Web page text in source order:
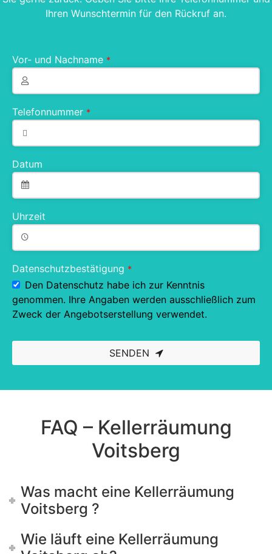
Ihren Wunschtermin für den Rückruf an.
Vor- und Nachname *
Telefonnummer *
Datum
Uhrzeit
Datenschutzbestätigung *
Den Datenschutz habe ich zur Kenntnis
genommen. Ihre Angaben werden ausschließlich zum
Zweck der Angebotserstellung verwendet.
SENDEN
should
FAQ – Kellerräumung
Voitsberg
Was macht eine Kellerräumung
Voitsberg ?
Wie läuft eine Kellerräumung